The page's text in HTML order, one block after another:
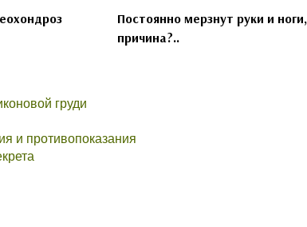
Постоянно мерзнут руки и ноги,
причина?..
груди
и противопоказания